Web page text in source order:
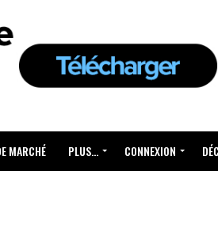
MARCHÉ PLUS… CONNEXION